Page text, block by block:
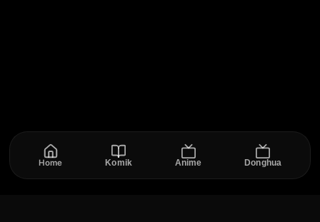
Home Komik Anime Donghua